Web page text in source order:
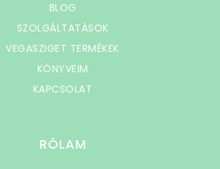
BLOG
SZOLGÁLTATÁSOK
VEGASZIGET TERMÉKEK
KÖNYVEIM
KAPCSOLAT
RÓLAM